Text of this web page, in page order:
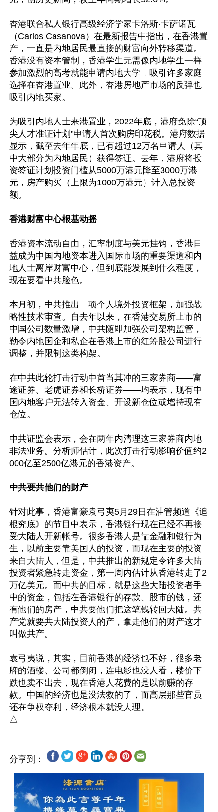
香港联合私人银行高级经济学家卡洛斯‧卡萨诺瓦
（Carlos Casanova）在最新报告中指出，在香港置
产，一直是内地居民最直接的财富向外转移渠道。
香港没有资本管制，香港学生无需像内地学生一样
参加激烈的高考就能申请内地大学，吸引许多家庭
选择在香港置业。此外，香港房地产市场的反弹也
吸引内地买家。
为吸引内地人士来港置业，2022年底，港府免除“顶
尖人才准证计划”申请人首次购房印花税。港府数据
显示，截至去年年底，已有超过12万名申请人（其
中大部分为内地居民）获得签证。去年，港府将投
资签证计划投资门槛从5000万港元降至3000万港
元，房产购买（上限为1000万港元）计入总投资
额。
香港财富中心根基动摇
香港资本流动自由，汇率制度与美元挂钩，香港日
益成为中国内地资本进入国际市场的重要渠道和内
地人士离岸财富中心，但到底能发展到什么程度，
现在要看中共脸色。
本月初，中共推出一项个人境外投资框架，加强战
略性技术审查。自去年以来，在香港交易所上市的
中国公司数量激增，中共随即加强公司架构监管，
勒令内地国企和私企在香港上市的红筹股公司进行
调整，并限制这类构架。
在中共此轮打击行动中首当其冲的三家券商——富
途证券、老虎证券和长桥证券——均表示，现有中
国内地客户无法转入资金、开设新仓位或增持现有
仓位。
中共证监会表示，会在两年内清理这三家券商内地
非法业务。分析师估计，此次打击行动影响价值约2
000亿至2500亿港元的香港资产。
中共要共他们的财产
针对此事，香港富豪袁弓夷5月29日在油管频道《追
根究底》的节目中表示，香港银行现在已经不再接
受大陆人开新帐号。很多香港人是靠金融和银行为
生，以前主要靠美国人的投资，而现在主要的投资
来自大陆人，但是，中共推出的新规定令许多大陆
投资者紧急转走资金，第一周内估计从香港转走了2
万亿美元。而中共的目标，就是这些大陆投资者手
中的资金，包括在香港银行的存款、股市的钱，还
有他们的房产，中共要他们把这笔钱转回大陆。共
产党就要共大陆投资人的产，拿走他们的财产这才
叫做共产。
袁弓夷说，其实，目前香港的经济也不好，很多老
牌的酒楼、公司都倒闭，连电影也没人看，楼价下
跌也卖不出去，现在香港人花费的是以前赚的存
款。中国的经济也是没法救的了，而高层那些官员
还在争权夺利，经济根本就没人理。
分享到：